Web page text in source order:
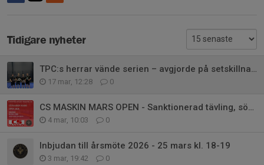
Tidigare nyheter
TPC:s herrar vände serien – avgjorde på setskillnad efter stark avslutning
17 mar, 12:28 0
CS MASKIN MARS OPEN - Sanktionerad tävling, sön 15 mars
4 mar, 10:03 0
Inbjudan till årsmöte 2026 - 25 mars kl. 18-19
3 mar, 19:42 0